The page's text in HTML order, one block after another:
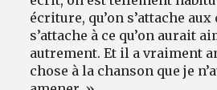
écriture, qu’on s’attache aux
s’attache à ce qu’on aurait
autrement. Et il a vraiment
chose à la chanson que je